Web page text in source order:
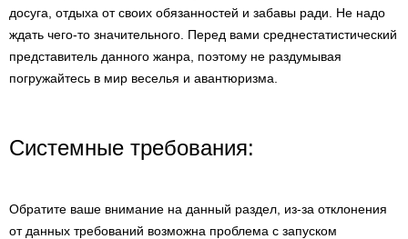
досуга, отдыха от своих обязанностей и забавы ради. Не надо
ждать чего-то значительного. Перед вами среднестатистический
представитель данного жанра, поэтому не раздумывая
погружайтесь в мир веселья и авантюризма.
Системные требования:
Обратите ваше внимание на данный раздел, из-за отклонения
от данных требований возможна проблема с запуском